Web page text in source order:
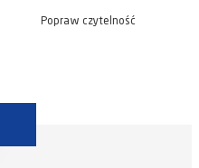
Popraw czytelność